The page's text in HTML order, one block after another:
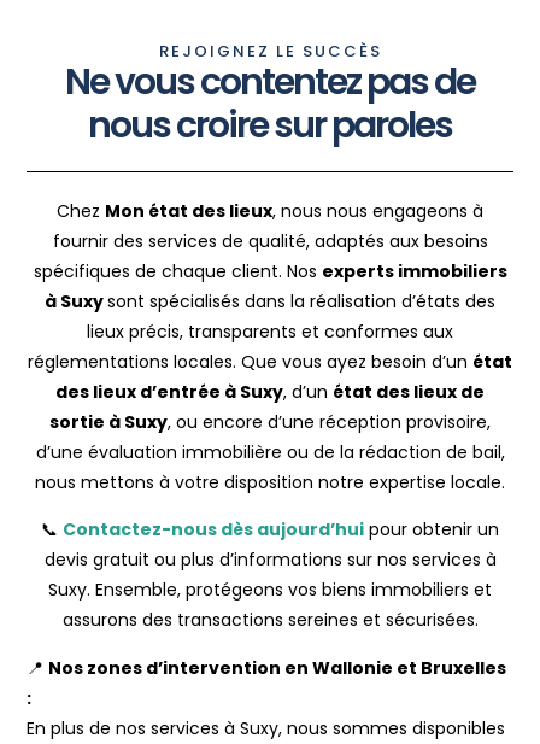
REJOIGNEZ LE SUCCÈS
Ne vous contentez pas de
nous croire sur paroles
Chez Mon état des lieux, nous nous engageons à
fournir des services de qualité, adaptés aux besoins
spécifiques de chaque client. Nos experts immobiliers
à Suxysont spécialisés dans la réalisation d’états des
lieux précis, transparents et conformes aux
réglementations locales. Que vous ayez besoin d’un état
des lieux d’entrée à Suxy, d’un état des lieux de
sortie à Suxy, ou encore d’une réception provisoire,
d’une évaluation immobilière ou de la rédaction de bail,
nous mettons à votre disposition notre expertise locale.
📞 Contactez-nous dès aujourd’hui pour obtenir un
devis gratuit ou plus d’informations sur nos services à
Suxy. Ensemble, protégeons vos biens immobiliers et
assurons des transactions sereines et sécurisées.
📍 Nos zones d’intervention en Wallonie et Bruxelles
:
En plus de nos services à Suxy, nous sommes disponibles